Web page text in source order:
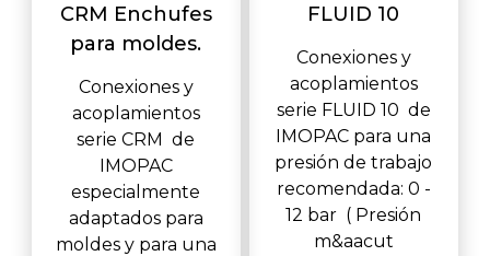
CRM Enchufes
para moldes.
Conexiones y
acoplamientos
serie CRM de
IMOPAC
especialmente
adaptados para
moldes y para una
FLUID 10
Conexiones y
acoplamientos
serie FLUID 10 de
IMOPAC para una
presión de trabajo
recomendada: 0 -
12 bar ( Presión
m&aacut